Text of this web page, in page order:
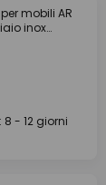
mobili AR
inox
- 12 giorni